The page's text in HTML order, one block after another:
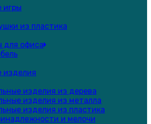
игры
из пластика
для офиса
изделия
изделия из дерева
изделия из металла
изделия из пластика
и мелочи